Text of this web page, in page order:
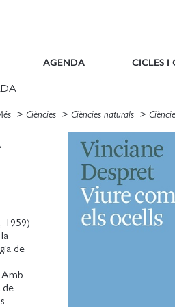
AGENDA CICLES I
Ciències Ciències naturals
1959)
de
Amb
de